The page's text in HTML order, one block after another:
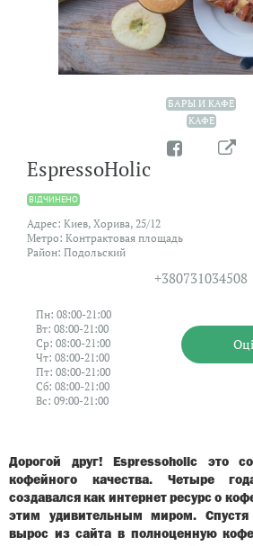
БАРЫ И КАФЕ
КАФЕ
EspressoHolic
ВIДЧИНЕНО
Адрес: Киев, Хорива, 25/12
Метро: Контрактовая площадь
Район: Подольский
+380731034508
Пн: 08:00-21:00
Вт: 08:00-21:00
Ср: 08:00-21:00
Чт: 08:00-21:00
Пт: 08:00-21:00
Сб: 08:00-21:00
Вс: 09:00-21:00
Дорогой друг! Espressoholic это
кофейного качества. Четыре
создавался как интернет ресурс о
этим удивительным миром. Спустя
вырос из сайта в полноценную